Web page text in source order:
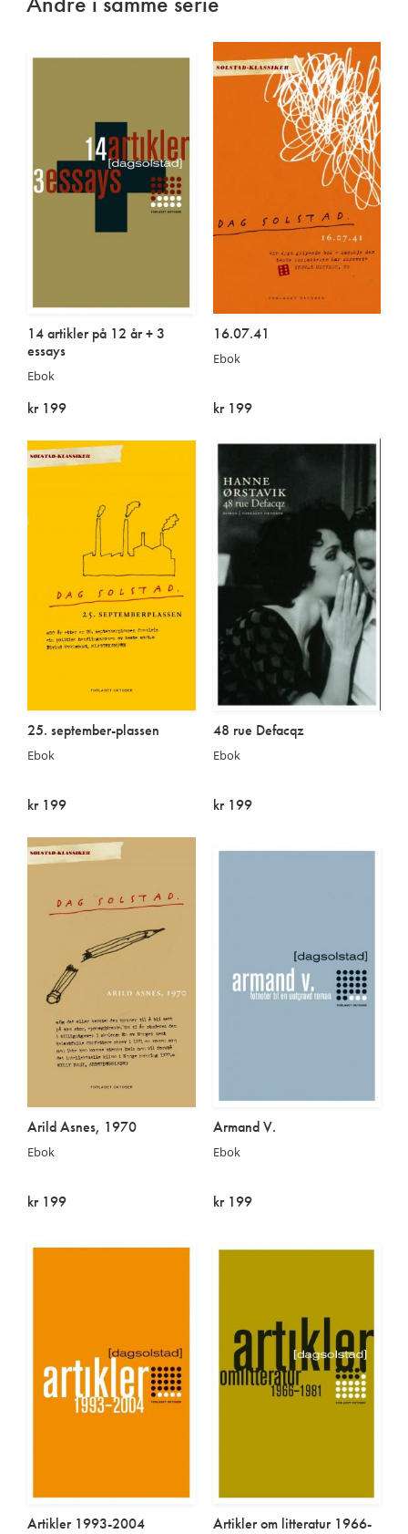
14 artikler på 12 år + 3
essays
Ebok
kr 199
16.07.41
Ebok
kr 199
25. september-plassen
Ebok
kr 199
48 rue Defacqz
Ebok
kr 199
Arild Asnes, 1970
Ebok
kr 199
Armand V.
Ebok
kr 199
Artikler 1993-2004
Artikler om litteratur 1966-